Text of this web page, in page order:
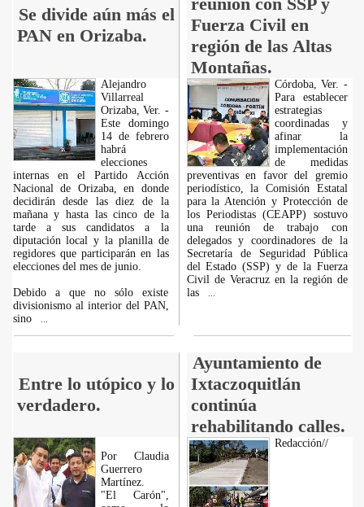
Se divide aún más el
PAN en Orizaba.
Fuerza Civil en
región de las Altas
Montañas.
Alejandro
Villarreal
Orizaba, Ver. -
Este domingo
14 de febrero
habrá
elecciones
internas en el Partido Acción
Nacional de Orizaba, en donde
decidirán desde las diez de la
mañana y hasta las cinco de la
tarde a sus candidatos a la
diputación local y la planilla de
regidores que participarán en las
elecciones del mes de junio.
Debido a que no sólo existe
divisionismo al interior del PAN,
sino
Córdoba, Ver. -
Para establecer
estrategias
coordinadas y
afinar la
implementación
de medidas
preventivas en favor del gremio
periodístico, la Comisión Estatal
para la Atención y Protección de
los Periodistas (CEAPP) sostuvo
una reunión de trabajo con
delegados y coordinadores de la
Secretaría de Seguridad Pública
del Estado (SSP) y de la Fuerza
Civil de Veracruz en la región de
las
Entre lo utópico y lo
verdadero.
Ayuntamiento de
Ixtaczoquitlán
continúa
rehabilitando calles.
Por Claudia
Guerrero
Martínez.
"El Carón",
Redacción//